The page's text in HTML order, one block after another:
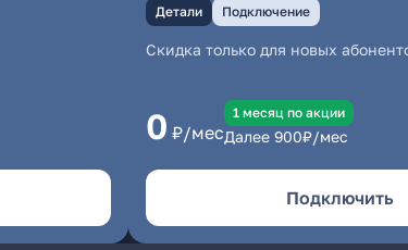
Детали Подключение
Скидка только для новых
0 ₽/мес
1 месяц по акции
Далее 900₽/мес
Подключить